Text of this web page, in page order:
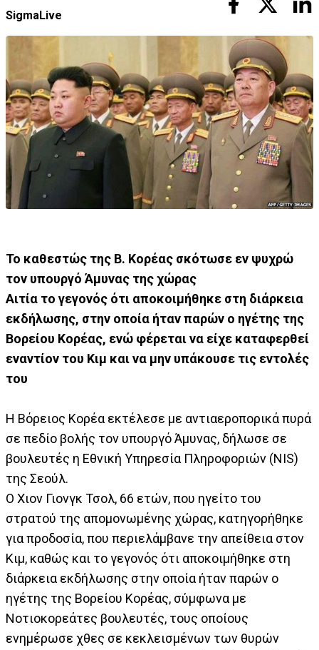
SigmaLive
Το καθεστώς της Β. Κορέας σκότωσε εν ψυχρώ
τον υπουργό Άμυνας της χώρας
Αιτία το γεγονός ότι αποκοιμήθηκε στη διάρκεια
εκδήλωσης, στην οποία ήταν παρών ο ηγέτης της
Βορείου Κορέας, ενώ φέρεται να είχε καταφερθεί
εναντίον του Κιμ και να μην υπάκουσε τις εντολές
του
Η Βόρειος Κορέα εκτέλεσε με αντιαεροπορικά πυρά
σε πεδίο βολής τον υπουργό Άμυνας, δήλωσε σε
βουλευτές η Εθνική Υπηρεσία Πληροφοριών (NIS)
της Σεούλ.
Ο Χιον Γιονγκ Τσολ, 66 ετών, που ηγείτο του
στρατού της απομονωμένης χώρας, κατηγορήθηκε
για προδοσία, που περιελάμβανε την απείθεια στον
Κιμ, καθώς και το γεγονός ότι αποκοιμήθηκε στη
διάρκεια εκδήλωσης στην οποία ήταν παρών ο
ηγέτης της Βορείου Κορέας, σύμφωνα με
Νοτιοκορεάτες βουλευτές, τους οποίους
ενημέρωσε χθες σε κεκλεισμένων των θυρών